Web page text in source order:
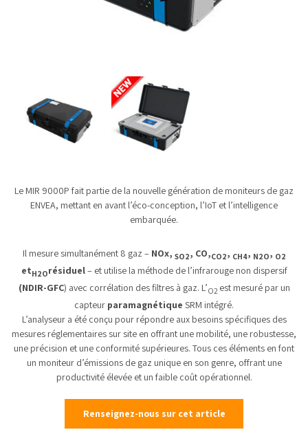
Le MIR 9000P fait partie de la nouvelle génération de moniteurs de gaz
ENVEA, mettant en avant l’éco-conception, l’IoT et l’intelligence
embarquée.
Il mesure simultanément 8 gaz – NOx, SO2, CO,CO2, CH4, N2O, O2
etH2Orésiduel– et utilise la méthode de l’infrarouge non dispersif
(NDIR-GFC) avec corrélation des filtres à gaz. L’O2 est mesuré par un
capteur paramagnétique SRM intégré.
L’analyseur a été conçu pour répondre aux besoins spécifiques des
mesures réglementaires sur site en offrant une mobilité, une robustesse,
une précision et une conformité supérieures. Tous ces éléments en font
un moniteur d’émissions de gaz unique en son genre, offrant une
productivité élevée et un faible coût opérationnel.
Renseignez-nous sur cet article